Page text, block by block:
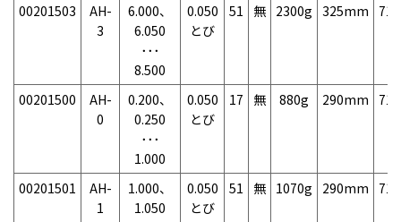
00201503
AH-
3
6.000、
6.050
･･･
8.500
0.050
とび
51 無 2300g 325mm
00201500
AH-
0
0.200、
0.250
･･･
1.000
0.050
とび
17 無 880g 290mm
00201501
AH-
1
1.000、
1.050
0.050
とび
51 無 1070g 290mm